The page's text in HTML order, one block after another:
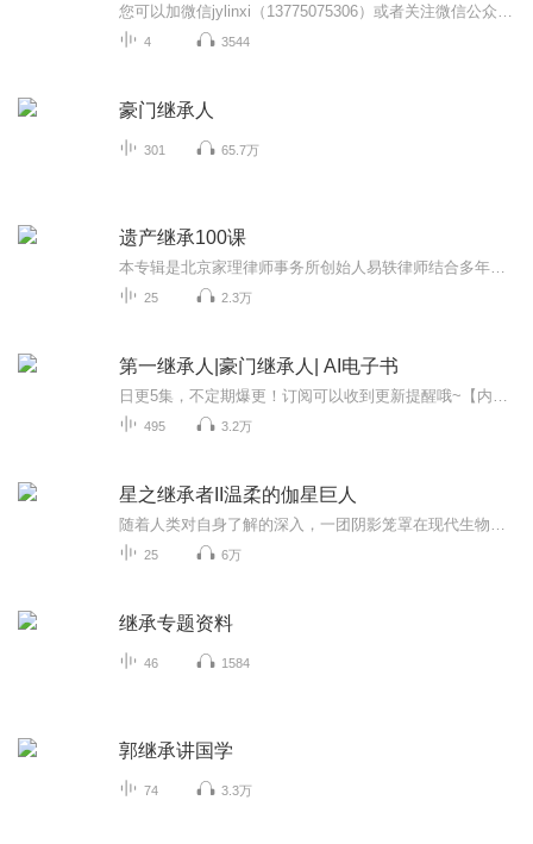
4 3544
豪门继承人
301 65.7万
遗产继承100课
25 2.3万
第一继承人|豪门继承人| AI电子书
495 3.2万
星之继承者II温柔的伽星巨人
25 6万
继承专题资料
46 1584
郭继承讲国学
74 3.3万